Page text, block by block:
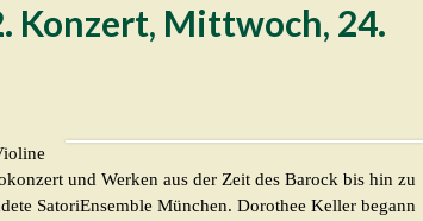
Konzert, Mittwoch, 24.
und Werken aus der Zeit des Barock bis hin zu
SatoriEnsemble München. Dorothee Keller begann